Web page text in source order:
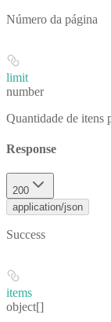
Número da página
limit
number
Quantidade de itens
Response
200
application/json
Success
items
object[]